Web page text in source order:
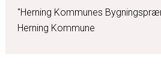
"Herning Kommunes
Herning Kommune